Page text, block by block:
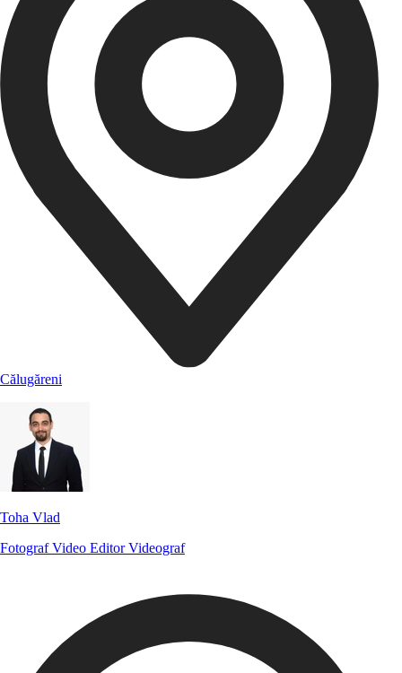
Călugăreni
Toha Vlad
FotografVideo EditorVideograf